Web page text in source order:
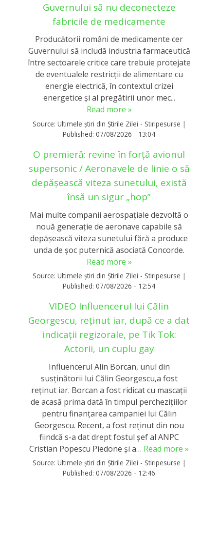
Guvernului să nu deconecteze
fabricile de medicamente
Producătorii români de medicamente cer
Guvernului să includă industria farmaceutică
între sectoarele critice care trebuie protejate
de eventualele restricții de alimentare cu
energie electrică, în contextul crizei
energetice și al pregătirii unor mec...
Read more »
Source: Ultimele știri din Știrile Zilei - Stiripesurse |
Published: 07/08/2026 - 13:04
O premieră: revine în forță avionul
supersonic / Aeronavele de linie o să
depășească viteza sunetului, există
însă un sigur „hop”
Mai multe companii aerospațiale dezvoltă o
nouă generație de aeronave capabile să
depășească viteza sunetului fără a produce
unda de șoc puternică asociată Concorde.
Read more »
Source: Ultimele știri din Știrile Zilei - Stiripesurse |
Published: 07/08/2026 - 12:54
VIDEO Influencerul lui Călin
Georgescu, reținut iar, după ce a dat
indicații regizorale, pe Tik Tok:
Actorii, un cuplu gay
Influencerul Alin Borcan, unul din
susținătorii lui Călin Georgescu,a fost
reținut iar. Borcan a fost ridicat cu mascații
de acasă prima dată în timpul perchezițiilor
pentru finanțarea campaniei lui Călin
Georgescu. Recent, a fost reținut din nou
fiindcă s-a dat drept fostul șef al ANPC
Cristian Popescu Piedone și a… Read more »
Source: Ultimele știri din Știrile Zilei - Stiripesurse |
Published: 07/08/2026 - 12:46